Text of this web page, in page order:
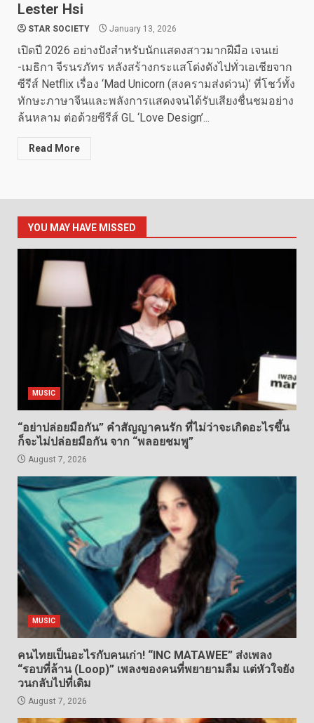
Lester Hsi
STAR SOCIETY January 13, 2026
เปิดปี 2026 อย่างปังสำหรับนักแสดงสาวมากฝีมือ เจนเย่
-เมธิกา จีรนรภัทร หลังสร้างกระแสโด่งดังไปทั่วเอเชียจาก
ซีรีส์ Netflix เรื่อง ‘Mad Unicorn (สงครามส่งด่วน)’ ที่โชว์ทั้ง
ทักษะภาษาจีนและพลังการแสดงจนได้รับเสียงชื่นชมอย่าง
ล้นหลาม ต่อด้วยซีรีส์ GL ‘Love Design’...
Read More
YOU MAY HAVE MISSED
MUSIC
“อย่าปล่อยมือกัน” คำสัญญาคนรัก ที่ไม่ว่าจะเกิดอะไรขึ้น
ก็จะไม่ปล่อยมือกัน จาก “พลอยชมพู”
August 7, 2026
MUSIC
คนไทยเป็นอะไรกับคนเก่า! “INC MATAWEE” ส่งเพลง
“รอบที่ล้าน (Loop)” เพลงของคนที่พยายามลืม แต่หัวใจยัง
วนกลับไปที่เดิม
August 7, 2026